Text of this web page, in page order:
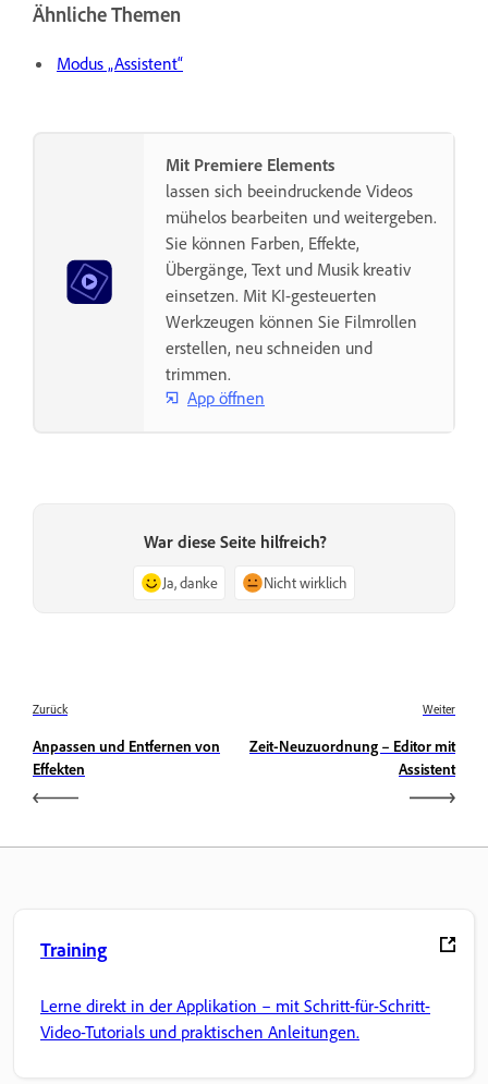
Ähnliche Themen
Modus „Assistent“
Mit Premiere Elements
lassen sich beeindruckende Videos
mühelos bearbeiten und weitergeben.
Sie können Farben, Effekte,
Übergänge, Text und Musik kreativ
einsetzen. Mit KI-gesteuerten
Werkzeugen können Sie Filmrollen
erstellen, neu schneiden und
trimmen.
App öffnen
War diese Seite hilfreich?
Ja, danke Nicht wirklich
Zurück
Anpassen und Entfernen von
Effekten
Weiter
Zeit-Neuzuordnung – Editor mit
Assistent
Training
Lerne direkt in der Applikation – mit Schritt-für-Schritt-
Video-Tutorials und praktischen Anleitungen.